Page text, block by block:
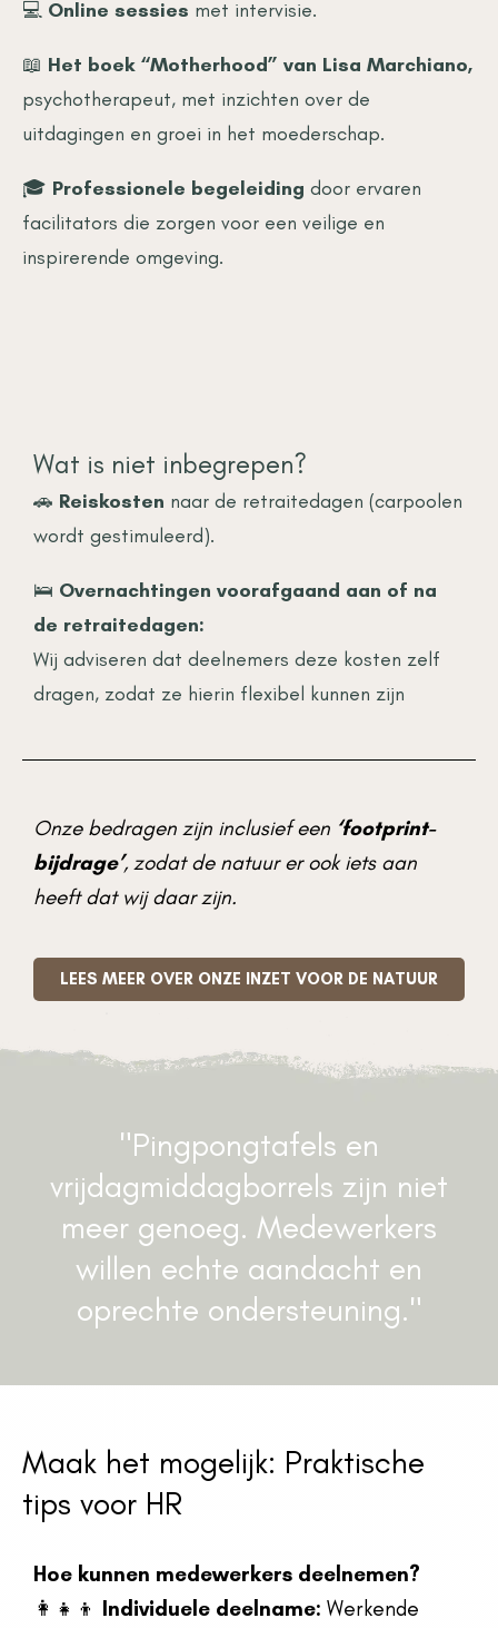
💻 Online sessies met intervisie.
📖 Het boek “Motherhood” van Lisa Marchiano,
psychotherapeut, met inzichten over de
uitdagingen en groei in het moederschap.
🎓 Professionele begeleiding door ervaren
facilitators die zorgen voor een veilige en
inspirerende omgeving.
Wat is niet inbegrepen?
🚗 Reiskosten naar de retraitedagen (carpoolen
wordt gestimuleerd).
🛌 Overnachtingen voorafgaand aan of na
de retraitedagen:
Wij adviseren dat deelnemers deze kosten zelf
dragen, zodat ze hierin flexibel kunnen zijn
Onze bedragen zijn inclusief een ‘footprint-
bijdrage’, zodat de natuur er ook iets aan
heeft dat wij daar zijn.
LEES MEER OVER ONZE INZET VOOR DE NATUUR
"Pingpongtafels en
vrijdagmiddagborrels zijn niet
meer genoeg. Medewerkers
willen echte aandacht en
oprechte ondersteuning."
Maak het mogelijk: Praktische
tips voor HR
Hoe kunnen medewerkers deelnemen?
👩‍👧‍👦 Individuele deelname: Werkende